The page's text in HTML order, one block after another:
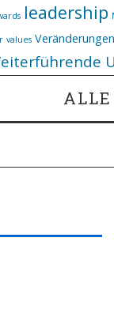
leadership
values Veränderungen